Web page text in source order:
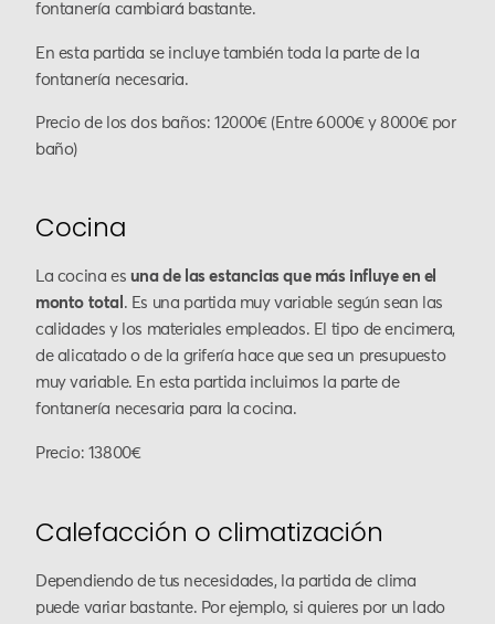
fontanería cambiará bastante.
En esta partida se incluye también toda la parte de la
fontanería necesaria.
Precio de los dos baños: 12000€ (Entre 6000€ y 8000€ por
baño)
Cocina
La cocina es una de las estancias que más influye en el
monto total . Es una partida muy variable según sean las
calidades y los materiales empleados. El tipo de encimera,
de alicatado o de la grifería hace que sea un presupuesto
muy variable. En esta partida incluimos la parte de
fontanería necesaria para la cocina.
Precio: 13800€
Calefacción o climatización
Dependiendo de tus necesidades, la partida de clima
puede variar bastante. Por ejemplo, si quieres por un lado